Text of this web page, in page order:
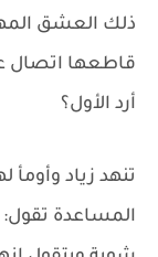
ذلك العشق
قاطعها اتصال
أرد الأول؟
تنهد زياد
المساعدة تقول: